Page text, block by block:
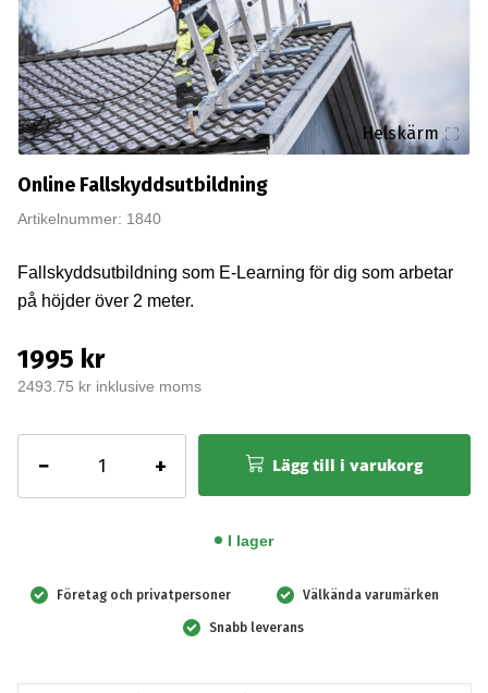
Helskärm
Online Fallskyddsutbildning
Artikelnummer: 1840
Fallskyddsutbildning som E-Learning för dig som arbetar
på höjder över 2 meter.
1995 kr
2493.75 kr inklusive moms
−
Fallskyddsutbildning
mängd
+ Lägg till i varukorg
I lager
Företag och privatpersoner Välkända varumärken
Snabb leverans